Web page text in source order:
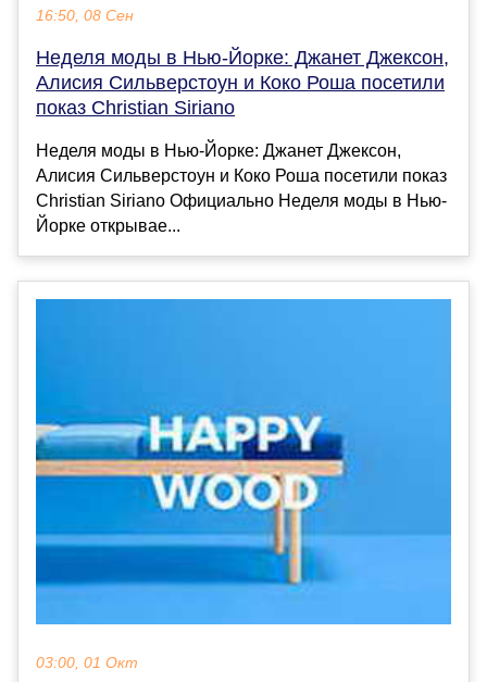
16:50, 08 Сен
Неделя моды в Нью-Йорке: Джанет Джексон,
Алисия Сильверстоун и Коко Роша посетили
показ Christian Siriano
Неделя моды в Нью-Йорке: Джанет Джексон,
Алисия Сильверстоун и Коко Роша посетили показ
Christian Siriano Официально Неделя моды в Нью-
Йорке открывае...
03:00, 01 Окт